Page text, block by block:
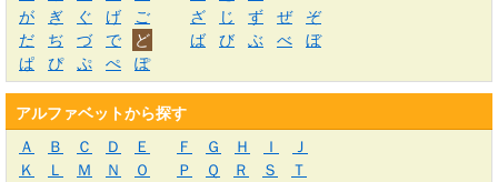
が
ぎ ぐ げ ご ざ じ ず ぜ
ぞ
だ
ぢ づ で ど ば び ぶ べ
ぼ
ぱ
ぴ ぷ ぺ ぽ
アルファベットから探す
Ａ
Ｂ Ｃ Ｄ Ｅ Ｆ Ｇ Ｈ Ｉ
Ｊ
Ｋ
Ｌ Ｍ Ｎ Ｏ Ｐ Ｑ Ｒ Ｓ
Ｔ